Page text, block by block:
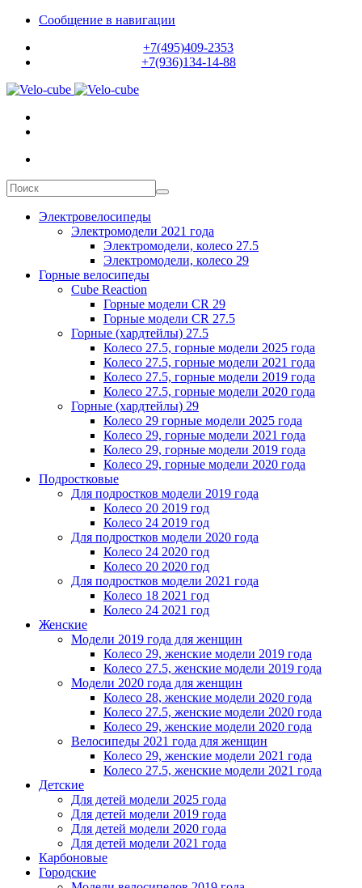
Сообщение в навигации
+7(495)409-2353
+7(936)134-14-88
Электровелосипеды
Электромодели 2021 года
Электромодели, колесо 27.5
Электромодели, колесо 29
Горные велосипеды
Cube Reaction
Горные модели CR 29
Горные модели CR 27.5
Горные (хардтейлы) 27.5
Колесо 27.5, горные модели 2025 года
Колесо 27.5, горные модели 2021 года
Колесо 27.5, горные модели 2019 года
Колесо 27.5, горные модели 2020 года
Горные (хардтейлы) 29
Колесо 29 горные модели 2025 года
Колесо 29, горные модели 2021 года
Колесо 29, горные модели 2019 года
Колесо 29, горные модели 2020 года
Подростковые
Для подростков модели 2019 года
Колесо 20 2019 год
Колесо 24 2019 год
Для подростков модели 2020 года
Колесо 24 2020 год
Колесо 20 2020 год
Для подростков модели 2021 года
Колесо 18 2021 год
Колесо 24 2021 год
Женскиe
Модели 2019 года для женщин
Колесо 29, женские модели 2019 года
Колесо 27.5, женские модели 2019 года
Модели 2020 года для женщин
Колесо 28, женские модели 2020 года
Колесо 27.5, женские модели 2020 года
Колесо 29, женские модели 2020 года
Велосипеды 2021 года для женщин
Колесо 29, женские модели 2021 года
Колесо 27.5, женские модели 2021 года
Детские
Для детей модели 2025 года
Для детей модели 2019 года
Для детей модели 2020 года
Для детей модели 2021 года
Карбоновые
Городские